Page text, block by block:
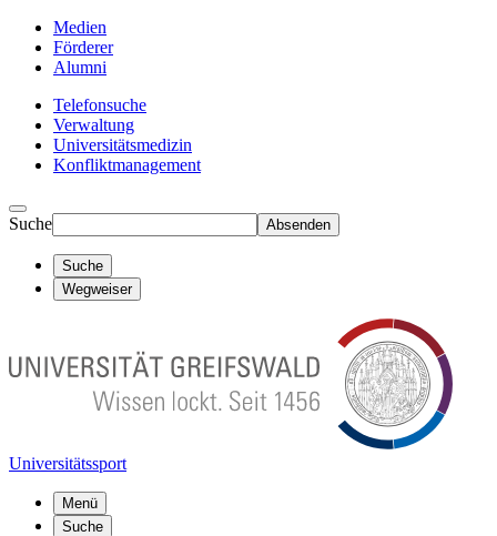
Medien
Förderer
Alumni
Telefonsuche
Verwaltung
Universitätsmedizin
Konfliktmanagement
Suche Absenden
Suche
Wegweiser
Universitätssport
Menü
Suche